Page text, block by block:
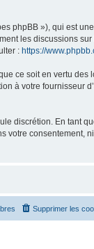
phpBB »), qui est
les discussions
: https://
ce soit en vertu des
à votre fournisseur
discrétion. En tant
votre consentement,
Supprimer les